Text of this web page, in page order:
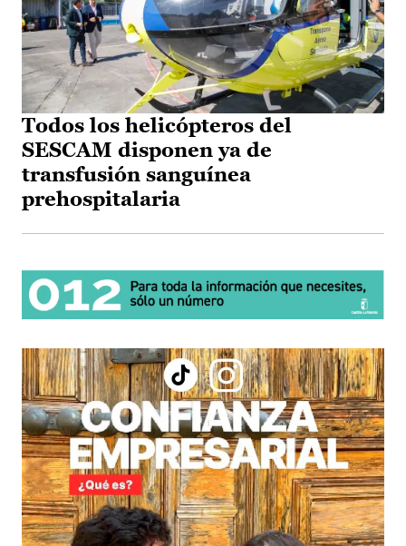
Todos los helicópteros del
SESCAM disponen ya de
transfusión sanguínea
prehospitalaria